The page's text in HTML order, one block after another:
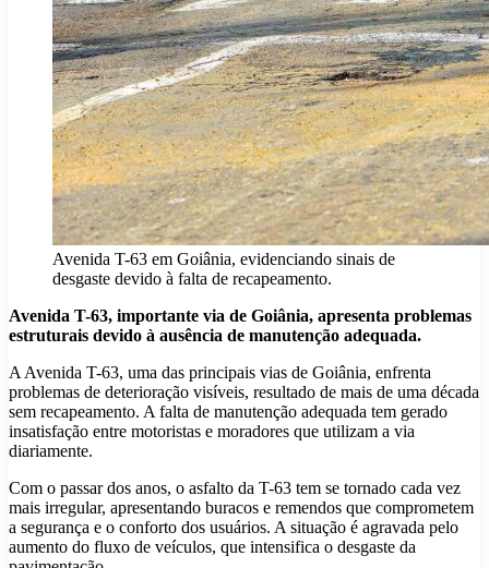
Avenida T-63 em Goiânia, evidenciando sinais de
desgaste devido à falta de recapeamento.
Avenida T-63, importante via de Goiânia, apresenta problemas
estruturais devido à ausência de manutenção adequada.
A Avenida T-63, uma das principais vias de Goiânia, enfrenta
problemas de deterioração visíveis, resultado de mais de uma década
sem recapeamento. A falta de manutenção adequada tem gerado
insatisfação entre motoristas e moradores que utilizam a via
diariamente.
Com o passar dos anos, o asfalto da T-63 tem se tornado cada vez
mais irregular, apresentando buracos e remendos que comprometem
a segurança e o conforto dos usuários. A situação é agravada pelo
aumento do fluxo de veículos, que intensifica o desgaste da